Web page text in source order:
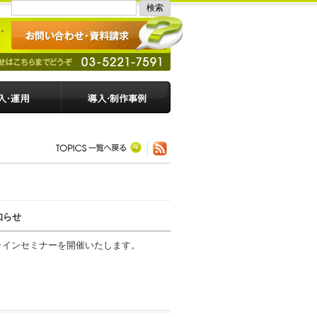
らせ
ンセミナーを開催いたします。